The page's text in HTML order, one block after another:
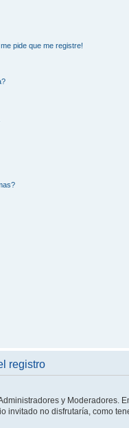
pide que me registre!
registro
y Moderadores.
invitado no disfrutaría, como